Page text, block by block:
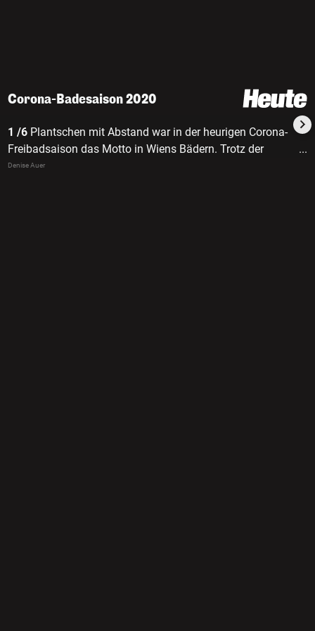
Corona-Badesaison 2020
1 /6 Plantschen mit Abstand war in der heurigen Corona-
Freibadsaison das Motto in Wiens Bädern. Trotz der
strengen Regeln ließen sich knapp 1,2 Millionen
...
Denise Auer